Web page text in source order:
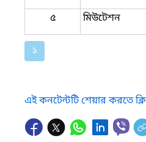
৫
মিউটেশন
১
এই কনটেন্টটি শেয়ার করতে